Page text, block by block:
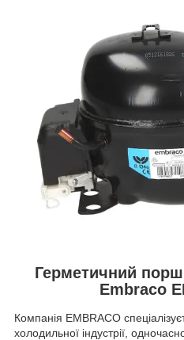
Герметичний
Embraco
Компанія EMBRACO
холодильної індустрії,